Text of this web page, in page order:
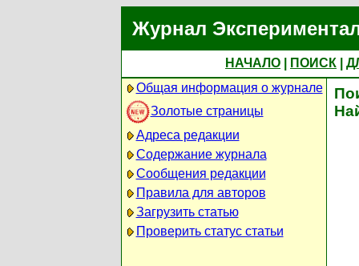
Журнал
НАЧАЛО ПОИСК
Общая информация о журнале
Золотые страницы
Адреса редакции
Содержание журнала
Сообщения редакции
Правила для авторов
Загрузить статью
Проверить статус статьи